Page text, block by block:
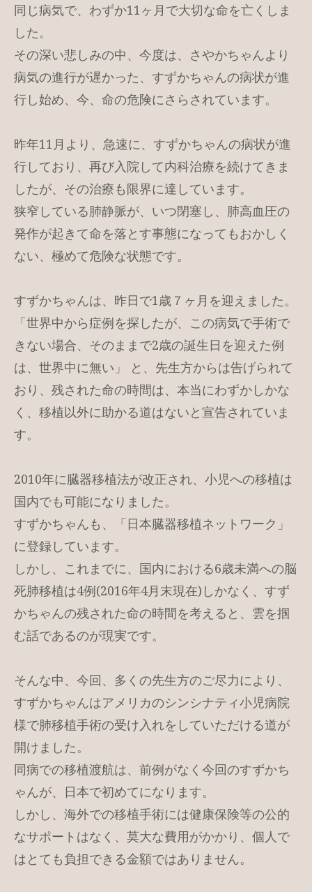
同じ病気で、わずか11ヶ月で大切な命を亡くしま
した。
その深い悲しみの中、今度は、さやかちゃんより
病気の進行が遅かった、すずかちゃんの病状が進
行し始め、今、命の危険にさらされています。
昨年11月より、急速に、すずかちゃんの病状が進
行しており、再び入院して内科治療を続けてきま
したが、その治療も限界に達しています。
狭窄している肺静脈が、いつ閉塞し、肺高血圧の
発作が起きて命を落とす事態になってもおかしく
ない、極めて危険な状態です。
すずかちゃんは、昨日で1歳７ヶ月を迎えました。
「世界中から症例を探したが、この病気で手術で
きない場合、そのままで2歳の誕生日を迎えた例
は、世界中に無い」 と、先生方からは告げられて
おり、残された命の時間は、本当にわずかしかな
く、移植以外に助かる道はないと宣告されていま
す。
2010年に臓器移植法が改正され、小児への移植は
国内でも可能になりました。
すずかちゃんも、「日本臓器移植ネットワーク」
に登録しています。
しかし、これまでに、国内における6歳未満への脳
死肺移植は4例(2016年4月末現在)しかなく、すず
かちゃんの残された命の時間を考えると、雲を掴
む話であるのが現実です。
そんな中、今回、多くの先生方のご尽力により、
すずかちゃんはアメリカのシンシナティ小児病院
様で肺移植手術の受け入れをしていただける道が
開けました。
同病での移植渡航は、前例がなく今回のすずかち
ゃんが、日本で初めてになります。
しかし、海外での移植手術には健康保険等の公的
なサポートはなく、莫大な費用がかかり、個人で
はとても負担できる金額ではありません。